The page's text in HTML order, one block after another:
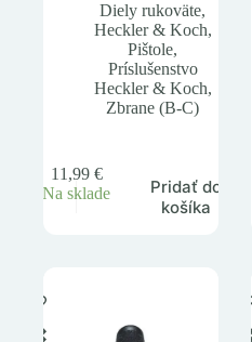
Diely rukoväte,
Heckler & Koch,
Pištole,
Príslušenstvo
Heckler & Koch,
Zbrane (B-C)
11,99 €
Na sklade
Pridať do
košíka